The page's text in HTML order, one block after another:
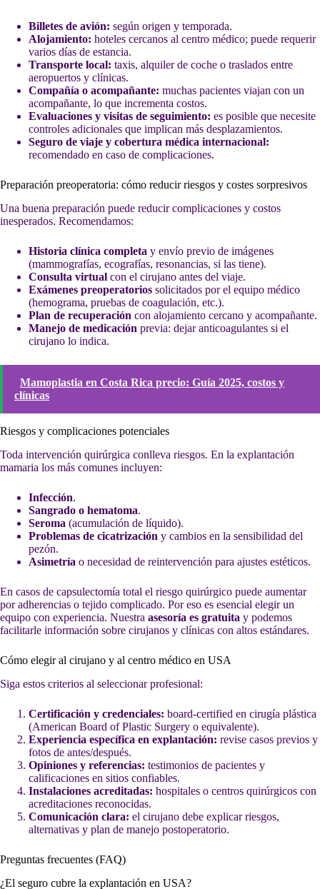
Billetes de avión: según origen y temporada.
Alojamiento: hoteles cercanos al centro médico; puede requerir
varios días de estancia.
Transporte local: taxis, alquiler de coche o traslados entre
aeropuertos y clínicas.
Compañía o acompañante: muchas pacientes viajan con un
acompañante, lo que incrementa costos.
Evaluaciones y visitas de seguimiento: es posible que necesite
controles adicionales que implican más desplazamientos.
Seguro de viaje y cobertura médica internacional:
recomendado en caso de complicaciones.
Preparación preoperatoria: cómo reducir riesgos y costes sorpresivos
Una buena preparación puede reducir complicaciones y costos
inesperados. Recomendamos:
Historia clínica completa y envío previo de imágenes
(mammografías, ecografías, resonancias, si las tiene).
Consulta virtual con el cirujano antes del viaje.
Exámenes preoperatorios solicitados por el equipo médico
(hemograma, pruebas de coagulación, etc.).
Plan de recuperación con alojamiento cercano y acompañante.
Manejo de medicación previa: dejar anticoagulantes si el
cirujano lo indica.
Mamoplastia en Costa Rica precio: Guía 2025, costos y
clínicas
Riesgos y complicaciones potenciales
Toda intervención quirúrgica conlleva riesgos. En la explantación
mamaria los más comunes incluyen:
Infección.
Sangrado o hematoma.
Seroma (acumulación de líquido).
Problemas de cicatrización y cambios en la sensibilidad del
pezón.
Asimetría o necesidad de reintervención para ajustes estéticos.
En casos de capsulectomía total el riesgo quirúrgico puede aumentar
por adherencias o tejido complicado. Por eso es esencial elegir un
equipo con experiencia. Nuestra asesoría es gratuita y podemos
facilitarle información sobre cirujanos y clínicas con altos estándares.
Cómo elegir al cirujano y al centro médico en USA
Siga estos criterios al seleccionar profesional:
Certificación y credenciales: board-certified en cirugía plástica
(American Board of Plastic Surgery o equivalente).
Experiencia específica en explantación: revise casos previos y
fotos de antes/después.
Opiniones y referencias: testimonios de pacientes y
calificaciones en sitios confiables.
Instalaciones acreditadas: hospitales o centros quirúrgicos con
acreditaciones reconocidas.
Comunicación clara: el cirujano debe explicar riesgos,
alternativas y plan de manejo postoperatorio.
Preguntas frecuentes (FAQ)
¿El seguro cubre la explantación en USA?